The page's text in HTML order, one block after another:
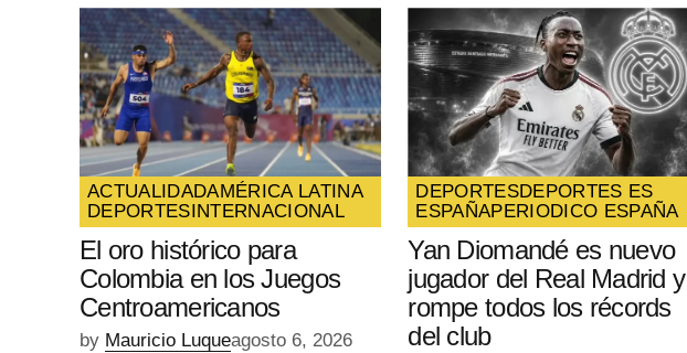
ACTUALIDADAMÉRICA LATINA
DEPORTES INTERNACIONAL
El oro histórico para
Colombia en los Juegos
Centroamericanos
by Mauricio Luqueagosto 6, 2026
DEPORTESDEPORTES ES
ESPAÑAPERIODICO ESPAÑA
Yan Diomandé es nuevo
jugador del Real Madrid y
rompe todos los récords
del club